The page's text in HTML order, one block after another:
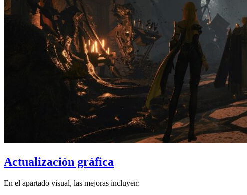
Actualización gráfica
En el apartado visual, las mejoras incluyen: